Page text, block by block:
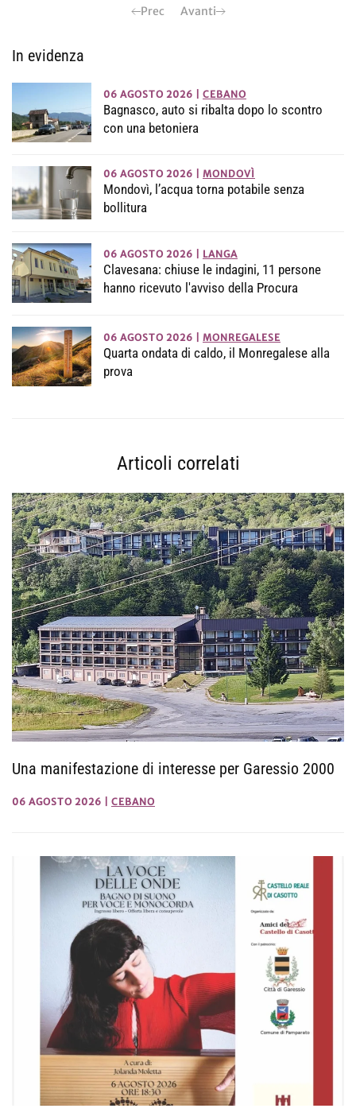
Prec Avanti
In evidenza
06 AGOSTO 2026 CEBANO
Bagnasco, auto si ribalta dopo lo scontro
con una betoniera
06 AGOSTO 2026 MONDOVÌ
Mondovì, l’acqua torna potabile senza
bollitura
06 AGOSTO 2026 LANGA
Clavesana: chiuse le indagini, 11 persone
hanno ricevuto l'avviso della Procura
06 AGOSTO 2026 MONREGALESE
Quarta ondata di caldo, il Monregalese alla
prova
Articoli correlati
Una manifestazione di interesse per Garessio 2000
06 AGOSTO 2026 CEBANO